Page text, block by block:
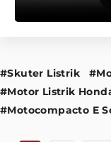
#Skuter Listrik
#Motor Listrik
#Motocompacto E